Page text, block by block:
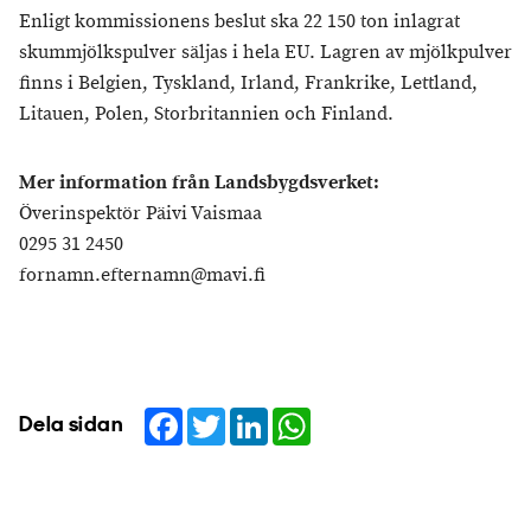
Enligt kommissionens beslut ska 22 150 ton inlagrat
skummjölkspulver säljas i hela EU. Lagren av mjölkpulver
finns i Belgien, Tyskland, Irland, Frankrike, Lettland,
Litauen, Polen, Storbritannien och Finland.
Mer information från Landsbygdsverket:
Överinspektör Päivi Vaismaa
0295 31 2450
fornamn.efternamn@mavi.fi
Dela sidan Facebook
TwitterLinkedIn